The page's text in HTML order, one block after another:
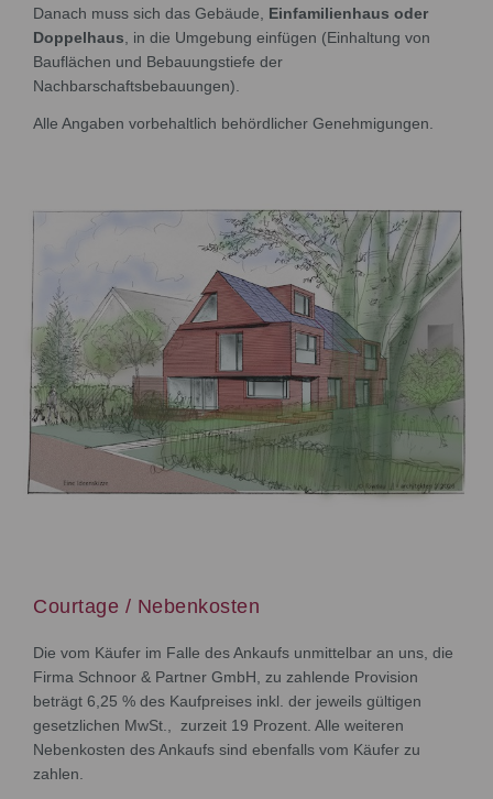
Danach muss sich das Gebäude, Einfamilienhaus oder
Doppelhaus, in die Umgebung einfügen (Einhaltung von
Bauflächen und Bebauungstiefe der
Nachbarschaftsbebauungen).
Alle Angaben vorbehaltlich behördlicher Genehmigungen.
Courtage / Nebenkosten
Die vom Käufer im Falle des Ankaufs unmittelbar an uns, die
Firma Schnoor & Partner GmbH, zu zahlende Provision
beträgt 6,25 % des Kaufpreises inkl. der jeweils gültigen
gesetzlichen MwSt., zurzeit 19 Prozent. Alle weiteren
Nebenkosten des Ankaufs sind ebenfalls vom Käufer zu
zahlen.